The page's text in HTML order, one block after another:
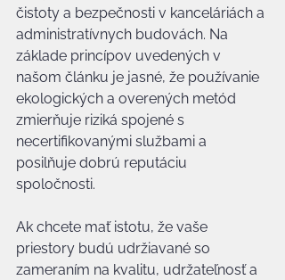
čistoty a bezpečnosti v kanceláriách a
administratívnych budovách. Na
základe princípov uvedených v
našom článku je jasné, že používanie
ekologických a overených metód
zmierňuje riziká spojené s
necertifikovanými službami a
posilňuje dobrú reputáciu
spoločnosti.
Ak chcete mať istotu, že vaše
priestory budú udržiavané so
zameraním na kvalitu, udržateľnosť a